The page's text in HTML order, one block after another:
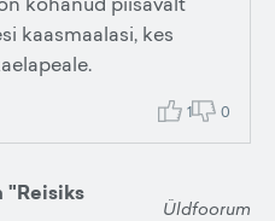
kaasmaalasi, kes
1 0
"Reisiks
Üldfoorum